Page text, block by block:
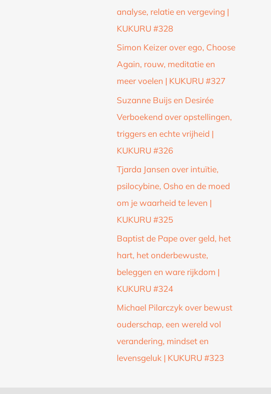
analyse, relatie en vergeving |
KUKURU #328
Simon Keizer over ego, Choose
Again, rouw, meditatie en
meer voelen | KUKURU #327
Suzanne Buijs en Desirée
Verboekend over opstellingen,
triggers en echte vrijheid |
KUKURU #326
Tjarda Jansen over intuïtie,
psilocybine, Osho en de moed
om je waarheid te leven |
KUKURU #325
Baptist de Pape over geld, het
hart, het onderbewuste,
beleggen en ware rijkdom |
KUKURU #324
Michael Pilarczyk over bewust
ouderschap, een wereld vol
verandering, mindset en
levensgeluk | KUKURU #323